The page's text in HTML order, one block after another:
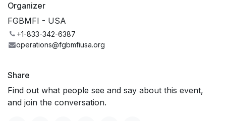
Organizer
FGBMFI - USA
+1-833-342-6387
operations@fgbmfiusa.org
Share
Find out what people see and say about this event,
and join the conversation.